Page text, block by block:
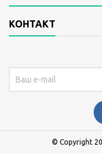
КОНТАКТ
© Copyright